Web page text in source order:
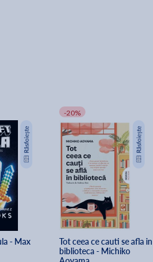
- Max
-20%
Tot ceea ce cauti se afla in
biblioteca - Michiko